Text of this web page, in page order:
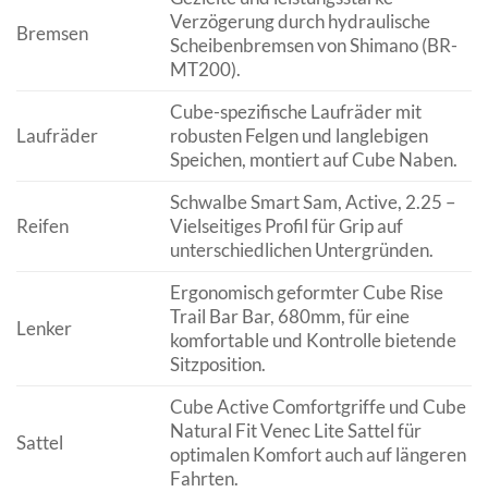
Bremsen
Verzögerung durch hydraulische
Scheibenbremsen von Shimano (BR-
MT200).
Laufräder
Cube-spezifische Laufräder mit
robusten Felgen und langlebigen
Speichen, montiert auf Cube Naben.
Reifen
Schwalbe Smart Sam, Active, 2.25 –
Vielseitiges Profil für Grip auf
unterschiedlichen Untergründen.
Lenker
Ergonomisch geformter Cube Rise
Trail Bar Bar, 680mm, für eine
komfortable und Kontrolle bietende
Sitzposition.
Sattel
Cube Active Comfortgriffe und Cube
Natural Fit Venec Lite Sattel für
optimalen Komfort auch auf längeren
Fahrten.